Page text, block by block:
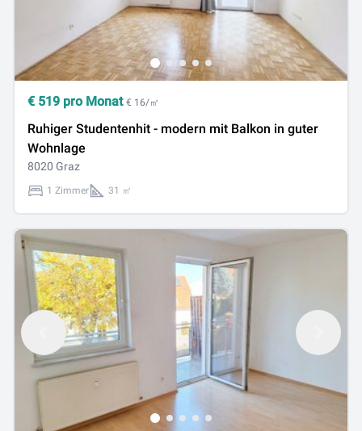
€ 519 pro Monat € 16/㎡
Ruhiger Studentenhit - modern mit Balkon in guter
Wohnlage
8020 Graz
1 Zimmer 31 ㎡